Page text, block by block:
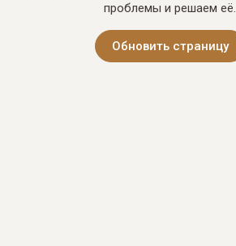
проблемы и решаем её.
Обновить страницу